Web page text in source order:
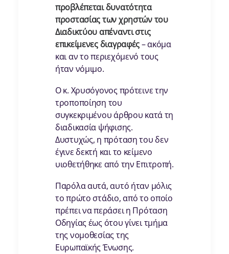
προβλέπεται δυνατότητα
προστασίας των χρηστών του
Διαδικτύου απέναντι στις
επικείμενες διαγραφές– ακόμα
και αν το περιεχόμενό τους
ήταν νόμιμο.
Ο κ. Χρυσόγονος πρότεινε την
τροποποίηση του
συγκεκριμένου άρθρου κατά τη
διαδικασία ψήφισης.
Δυστυχώς, η πρόταση του δεν
έγινε δεκτή και το κείμενο
υιοθετήθηκε από την Επιτροπή.
Παρόλα αυτά, αυτό ήταν μόλις
το πρώτο στάδιο, από το οποίο
πρέπει να περάσει η Πρόταση
Οδηγίας έως ότου γίνει τμήμα
της νομοθεσίας της
Ευρωπαϊκής Ένωσης.